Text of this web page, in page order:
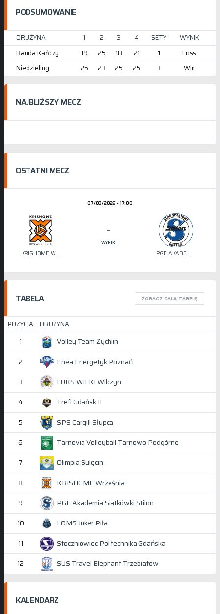
PODSUMOWANIE
DRUŻYNA 1 2 3 4 SETY
WYNIK
Banda Kańczy
19 25 18 21 1
Loss
Niedzieling
25 23 25 25 3 Win
NAJBLIŻSZY MECZ
OSTATNI MECZ
07/03/2026 - 17:00
KRISHOME WRZEŚNIA PGE AKADEMIA SIATKÓWKI STILON
-
WYNIK
TABELA ZOBACZ CAŁĄ TABELĘ
POZYCJA
DRUŻYNA
1
Volley Team Żychlin
2 Enea Energetyk Poznań
3 LUKS WILKI Wilczyn
4 Trefl Gdańsk II
5 SPS Cargill Słupca
6 Tarnovia Volleyball Tarnowo Podgórne
7 Olimpia Sulęcin
8 KRISHOME Września
9 PGE Akademia Siatkówki Stilon
10 LOMS Joker Piła
11 Stoczniowiec Politechnika Gdańska
12 SUS Travel Elephant Trzebiatów
KALENDARZ